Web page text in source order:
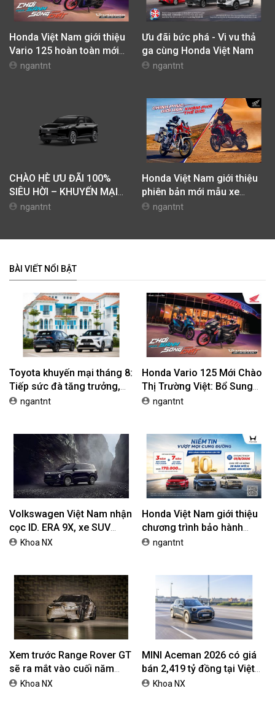
Honda Việt Nam giới thiệu
Vario 125 hoàn toàn mới
với thiết kế ấn tượng và
ngantnt
Ưu đãi bức phá - Vi vu thả
ga cùng Honda Việt Nam
ngantnt
CHÀO HÈ ƯU ĐÃI 100%
SIÊU HỜI – KHUYẾN MẠI
MỚI CHO HR-V G
ngantnt
Honda Việt Nam giới thiệu
phiên bản mới mẫu xe
Africa Twin 2026
ngantnt
BÀI VIẾT NỔI BẬT
Toyota khuyến mại tháng 8:
Tiếp sức đà tăng trưởng,
tối ưu chi phí mua xe
ngantnt
Honda Vario 125 Mới Chào
Thị Trường Việt: Bổ Sung
Phiên Bản Street, Giá Từ
ngantnt
Volkswagen Việt Nam nhận
cọc ID. ERA 9X, xe SUV
EREV dự kiến giá dưới 3 tỷ
Khoa NX
Honda Việt Nam giới thiệu
chương trình bảo hành
chính hãng lên tới 10 năm
ngantnt
Xem trước Range Rover GT
sẽ ra mắt vào cuối năm
2026Khoa NX
MINI Aceman 2026 có giá
bán 2,419 tỷ đồng tại Việt
NamKhoa NX